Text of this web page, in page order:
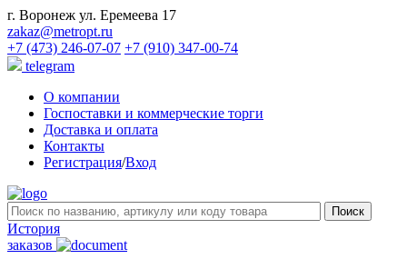
г. Воронеж ул. Еремеева 17
zakaz@metropt.ru
+7 (473) 246-07-07 +7 (910) 347-00-74
telegram
О компании
Госпоставки и коммерческие торги
Доставка и оплата
Контакты
Регистрация/Вход
История
заказов